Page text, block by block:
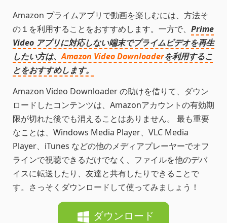
Amazon プライムアプリで動画を楽しむには、方法そ
の１を利用することをおすすめします。一方で、 Prime
Video アプリに対応しない端末でプライムビデオを再生
したい方は、Amazon Video Downloaderを利用するこ
とをおすすめします。
Amazon Video Downloader の助けを借りて、ダウン
ロードしたコンテンツは、Amazonアカウントの有効期
限が切れた後でも消えることはありません。 最も重要
なことは、Windows Media Player、VLC Media
Player、iTunes などの他のメディアプレーヤーでオフ
ラインで視聴できるだけでなく、ファイルを他のデバ
イスに転送したり、友達と共有したりできることで
す。さっそくダウンロードして使ってみましょう！
ダウンロード